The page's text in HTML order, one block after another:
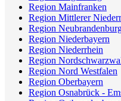
Region Mainfranken
Region Mittlerer
Region
Region Niederbayern
Region Niederrhein
Region
Region Nord Westfalen
Region Oberbayern
Region Osnabrück -